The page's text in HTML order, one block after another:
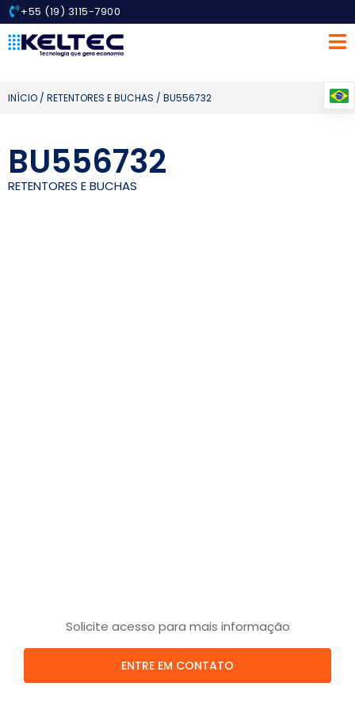
+55 (19) 3115-7900
INÍCIO / RETENTORES E BUCHAS / BU556732
BU556732
RETENTORES E BUCHAS
Solicite acesso para mais informação
ENTRE EM CONTATO